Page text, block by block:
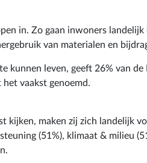
in. Zo gaan inwoners
van materialen en
kunnen leven, geeft 26% van
vaakst genoemd.
kijken, maken zij zich landelijk
(51%), klimaat & milieu